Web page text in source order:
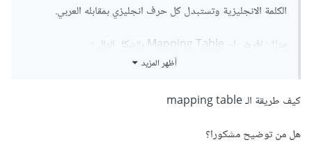
الكلمة الانجليزية وتستبدل كل حرف انجليزي بمقابله العربي.
مثال: افرض ان Mapping Table بالشكل التالي:
أظهر المزيد
كيف طريقة الـ mapping table
هل من توضيح مشكورا؟